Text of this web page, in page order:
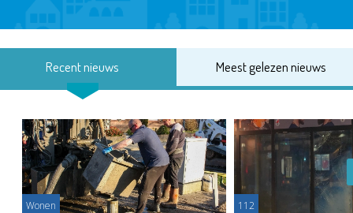
Recent nieuws Meest gelezen nieuws
Wonen 112